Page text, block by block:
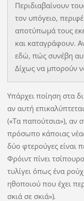
Περιδιαβαίνουν
τον υπόγειο,
αποτύπωμά τους
και καταγράφουν.
εδώ, πώς συνέβη
Δίχως να μπορούν
Υπάρχει ποίηση στα
αν αυτή
(«Τα παπούτσια»), αν
πρόσωπο κάποιας
δύο φτερούγες είναι
Φρόιντ πίνει
τυλίγει όπως ένα
ηθοποιού που έχει
σκιά σε σκιά»).